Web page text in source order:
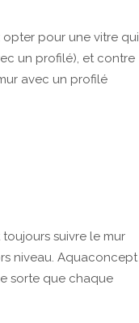
opter pour une vitre qui
un profilé), et contre
avec un profilé
suivre le mur
niveau. Aquaconcept
sorte que chaque